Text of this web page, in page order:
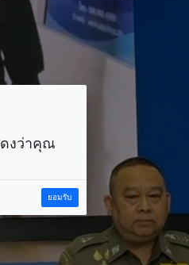
ดงว่าคุณ
ยอมรับ